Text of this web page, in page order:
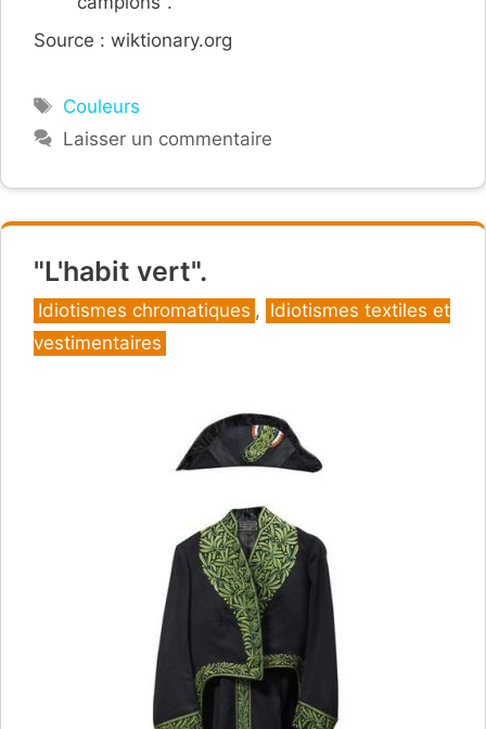
Source : wiktionary.org
Étiquettes
Couleurs
Laisser un commentaire
"L'habit vert".
Catégories
Idiotismes chromatiques , Idiotismes textiles et
vestimentaires